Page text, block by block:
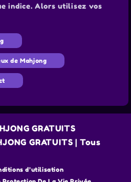
indice. Alors utilisez vos
de Mahjong
GRATUITS
GRATUITS | Tous
d’utilisation